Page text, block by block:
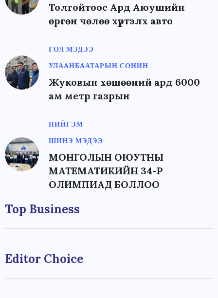
Толгойтоос Ард Аюушийн
өргөн чөлөө хүртэлх авто
ГОЛ МЭДЭЭ
УЛААНБААТАРЫН СОНИН
Жуковын хөшөөний ард 6000
ам метр газрын
НИЙГЭМ
ШИНЭ МЭДЭЭ
МОНГОЛЫН ОЮУТНЫ
МАТЕМАТИКИЙН 34-Р
ОЛИМПИАД БОЛЛОО
Top Business
Editor Choice